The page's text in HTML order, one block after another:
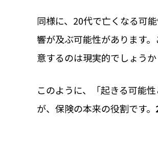
同様に、20代で亡くなる可
響が及ぶ可能性があります
意するのは現実的でしょうか
このように、「起きる可能
が、保険の本来の役割です。